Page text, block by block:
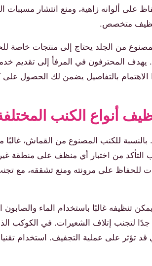
على ألوانه زاهية، ومنع انتشار
تنظيف متخصص.
من الجلد يحتاج إلى منتجات خاصة
يهدف المحترفون في المرفأ إلى تقديم
بالتفاصيل يضمن لك الحصول
أنواع الكنب
للكنب المصنوع من القماش، غالبًا
يجب التأكد من اختبار أي منظف على منطقة
على مرونته ومنع تشققه، مع تجنب
تنظيفه غالبًا باستخدام الماء والصابون
لتجنب إتلاف الشعيرات. في الكوكب
قد تؤثر على عملية التجفيف. استخدام